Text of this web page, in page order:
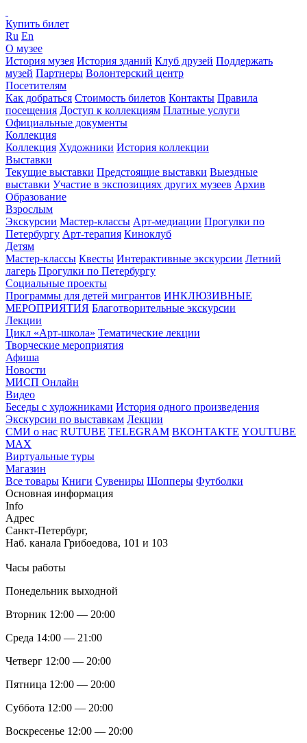
Купить билет
Ru En
О музее
История музея История зданий Клуб друзей Поддержать
музей Партнеры Волонтерский центр
Посетителям
Как добраться Стоимость билетов Контакты Правила
посещения Доступ к коллекциям Платные услуги
Официальные документы
Коллекция
Коллекция Художники История коллекции
Выставки
Текущие выставки Предстоящие выставки Выездные
выставки Участие в экспозициях других музеев Архив
Образование
Взрослым
Экскурсии Мастер-классы Арт-медиации Прогулки по
Петербургу Арт-терапия Киноклуб
Детям
Мастер-классы Квесты Интерактивные экскурсии Летний
лагерь Прогулки по Петербургу
Социальные проекты
Программы для детей мигрантов ИНКЛЮЗИВНЫЕ
МЕРОПРИЯТИЯ Благотворительные экскурсии
Лекции
Цикл «Арт-школа» Тематические лекции
Творческие мероприятия
Афиша
Новости
МИСП Онлайн
Видео
Беседы с художниками История одного произведения
Экскурсии по выставкам Лекции
СМИ о нас RUTUBE TELEGRAM ВКОНТАКТЕ YOUTUBE
MAX
Виртуальные туры
Магазин
Все товары Книги Сувениры Шопперы Футболки
Основная информация
Info
Адрес
Санкт-Петербург,
Наб. канала Грибоедова, 101 и 103
Часы работы
Понедельник выходной
Вторник 12:00 — 20:00
Среда 14:00 — 21:00
Четверг 12:00 — 20:00
Пятница 12:00 — 20:00
Суббота 12:00 — 20:00
Воскресенье 12:00 — 20:00